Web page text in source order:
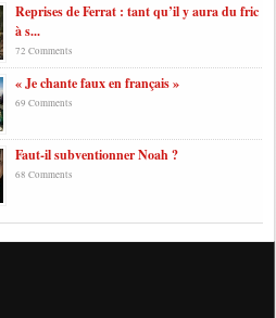
Reprises de Ferrat : tant qu’il y aura du fric
à s...
72 Comments
« Je chante faux en français »
69 Comments
Faut-il subventionner Noah ?
68 Comments